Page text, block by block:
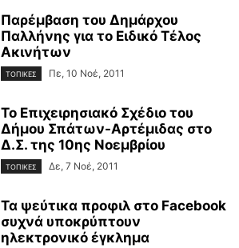
Παρέμβαση του Δημάρχου
Παλλήνης για το Ειδικό Τέλος
Ακινήτων
ΤΟΠΙΚΕΣ Πε, 10 Νοέ, 2011
Το Επιχειρησιακό Σχέδιο του
Δήμου Σπάτων-Αρτέμιδας στο
Δ.Σ. της 10ης Νοεμβρίου
ΤΟΠΙΚΕΣ Δε, 7 Νοέ, 2011
Τα ψεύτικα προφιλ στο Facebook
συχνά υποκρύπτουν
ηλεκτρονικό έγκλημα